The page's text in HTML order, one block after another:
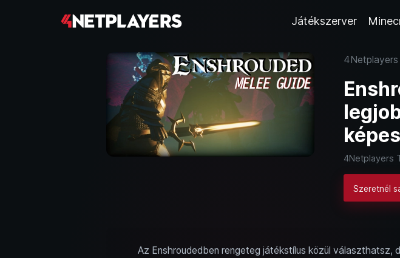
Játékszerver
4Netplayers
4Netplayers
Szeretnél
Az Enshroudedben rengeteg játékstílus közül választhatsz,